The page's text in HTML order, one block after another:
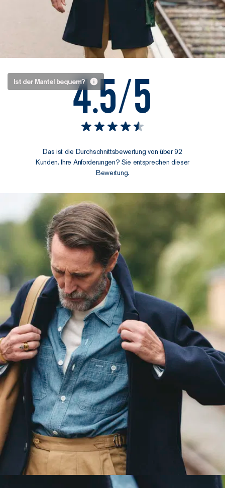
Ist der Mantel bequem?
Großzügig,
Schnitt ist schlicht
und gerade mit
Schultern.Ganz
ohne diesen
„Pappkarton auf
Beinen“-Look. Ein
einzelner Schlitz
hinten sorgt für
die nötige
Bewegungsfreiheit
und jede Menge
Extrakomfort.
Insgesamt ist der
Mantel6 cm länger
als die
Vorgängerversion
für eine längere
Silhouette, wenn ihr
unter 1,70 m seid,
solltet ihr eine Größe
kleiner nehmen als
sonst. Alle anderen
können ihre
gewöhnliche Größe
wählen.
4.5/5
Das ist die Durchschnittsbewertung von über 92
Kunden. Ihre Anforderungen? Sie entsprechen dieser
Bewertung.